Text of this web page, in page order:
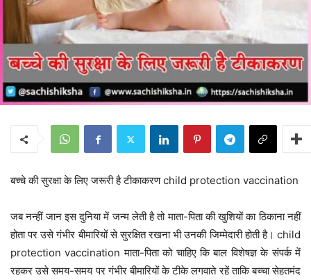
बच्चे की सुरक्षा के लिए जरूरी है टीकाकरण child protection vaccination
जब नन्हीं जान इस दुनिया में जन्म लेती है तो माता-पिता की खुशियों का ठिकाना नहीं
होता पर उसे गंभीर बीमारियों से सुरक्षित रखना भी उनकी जिम्मेदारी होती है। child
protection vaccination माता-पिता को चाहिए कि बाल विशेषज्ञ के संपर्क में
रहकर उसे समय-समय पर गंभीर बीमारियों के टीके लगवाते रहें ताकि बच्चा सेहतमंद